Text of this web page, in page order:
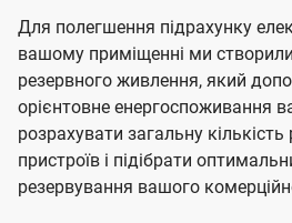
Для полегшення підрахунку
вашому приміщенні ми
резервного живлення, який
орієнтовне енергоспоживання
розрахувати загальну
пристроїв і підібрати
резервування вашого